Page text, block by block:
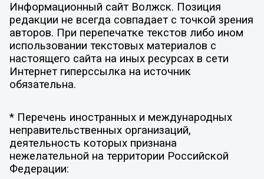
Информационный сайт Волжск. Позиция
редакции не всегда совпадает с точкой зрения
авторов. При перепечатке текстов либо ином
использовании текстовых материалов с
настоящего сайта на иных ресурсах в сети
Интернет гиперссылка на источник
обязательна.
* Перечень иностранных и международных
неправительственных организаций,
деятельность которых признана
нежелательной на территории Российской
Федерации: